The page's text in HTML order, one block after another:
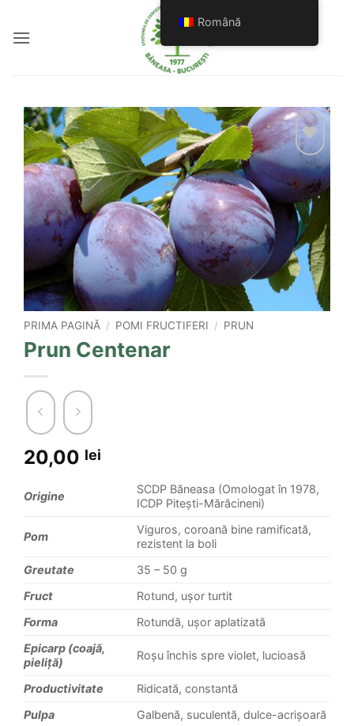
content
Add to
wishlist
PRIMA PAGINĂ / POMI FRUCTIFERI / PRUN
Prun Centenar
20,00 lei
Origine
SCDP Băneasa (Omologat în 1978,
ICDP Pitești-Mărăcineni)
Pom
Viguros, coroană bine ramificată,
rezistent la boli
Greutate
35 – 50 g
Fruct
Rotund, ușor turtit
Forma
Rotundă, ușor aplatizată
Epicarp (coajă,
pieliță)
Roșu închis spre violet, lucioasă
Productivitate
Ridicată, constantă
Pulpa
Galbenă, suculentă, dulce-acrișoară
Română